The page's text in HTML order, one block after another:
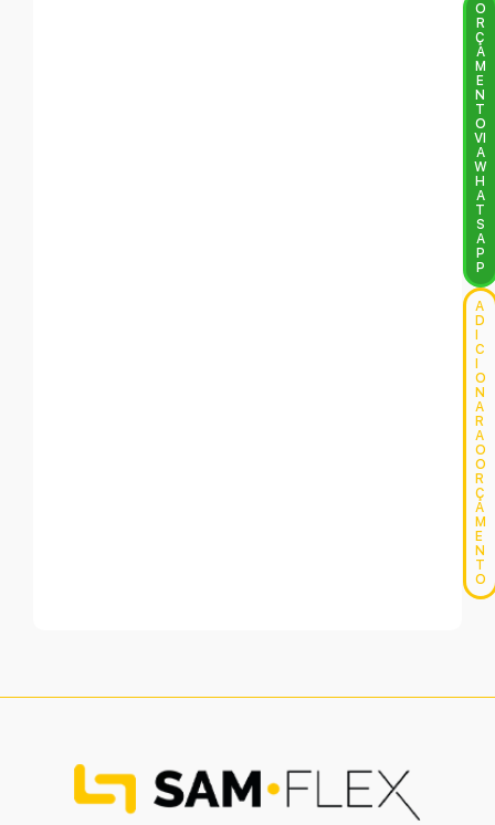
O
R
Ç
A
M
E
N
T
O
VI
A
W
H
A
T
S
A
P
P
A
D
C
O
N
A
R
A
O
O
R
Ç
A
M
E
N
T
O